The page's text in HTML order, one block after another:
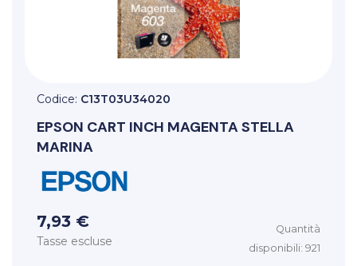
Codice: C13T03U34020
EPSON CART INCH MAGENTA STELLA
MARINA
7,93 €
Tasse escluse
Quantità
disponibili: 921